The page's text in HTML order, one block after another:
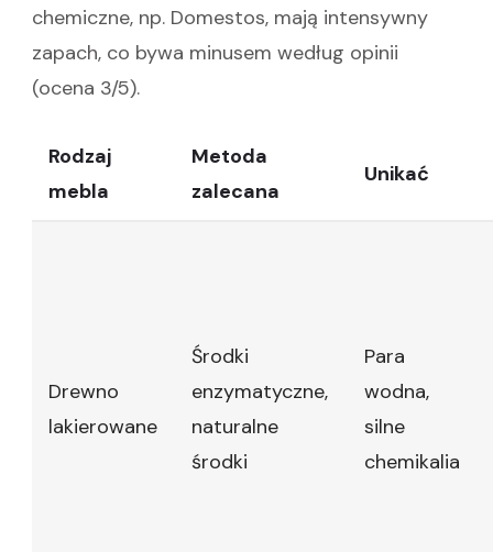
chemiczne, np. Domestos, mają intensywny
zapach, co bywa minusem według opinii
(ocena 3/5).
Rodzaj
mebla
Metoda
zalecana
Unikać
Drewno
lakierowane
Środki
enzymatyczne,
naturalne
środki
Para
wodna,
silne
chemikalia